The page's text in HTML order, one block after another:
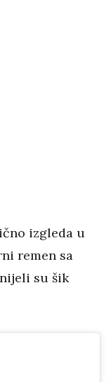
izgleda u
remen sa
su šik